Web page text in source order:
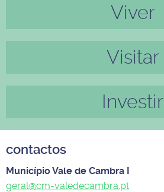
Viver
Visitar
Investir
contactos
Município Vale de Cambra I
geral@cm-valedecambra.pt